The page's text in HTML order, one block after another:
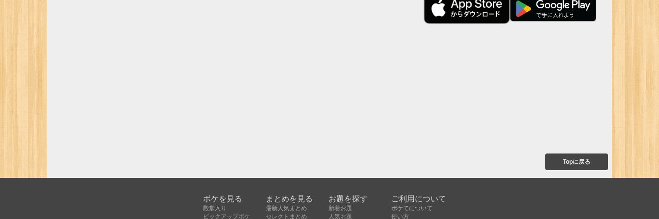
Topに戻る
ボケを見る
殿堂入り
ピックアップボケ
まとめを見る
最新人気まとめ
セレクトまとめ
お題を探す
新着お題
人気お題
ご利用について
ボケてについて
使い方